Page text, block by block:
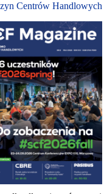
Centrów Handlowych